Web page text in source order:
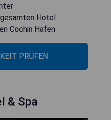
Hotel
Cochin Hafen
PRÜFEN
& Spa